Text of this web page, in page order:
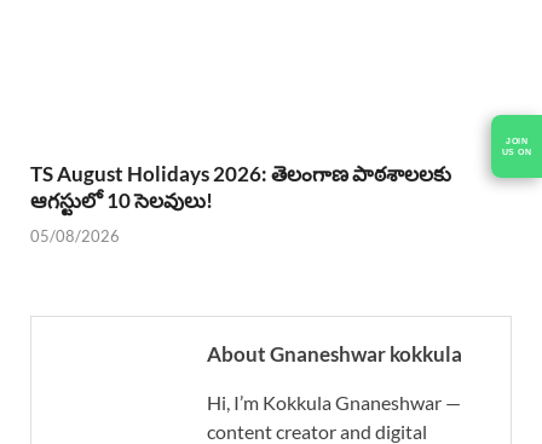
TS August Holidays 2026: తెలంగాణ పాఠశాలలకు
ఆగస్టులో 10 సెలవులు!
05/08/2026
About Gnaneshwar kokkula
Hi, I’m Kokkula Gnaneshwar —
content creator and digital